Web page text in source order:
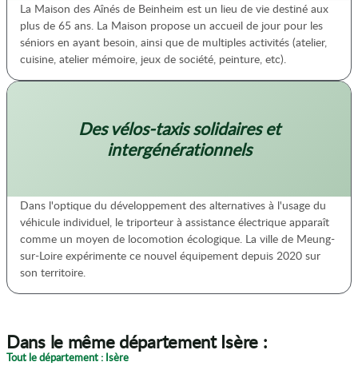
La Maison des Aînés de Beinheim est un lieu de vie destiné aux
plus de 65 ans. La Maison propose un accueil de jour pour les
séniors en ayant besoin, ainsi que de multiples activités (atelier,
cuisine, atelier mémoire, jeux de société, peinture, etc).
Des vélos-taxis solidaires et
intergénérationnels
Dans l'optique du développement des alternatives à l'usage du
véhicule individuel, le triporteur à assistance électrique apparaît
comme un moyen de locomotion écologique. La ville de Meung-
sur-Loire expérimente ce nouvel équipement depuis 2020 sur
son territoire.
Dans le même département Isère :
Tout le département : Isère